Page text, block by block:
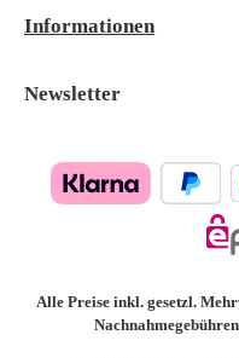
Informationen
Newsletter
Alle Preise inkl. gesetzl.